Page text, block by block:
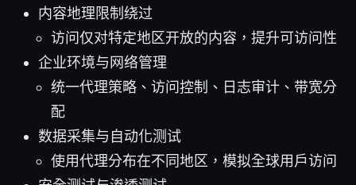
内容地理限制绕过
访问仅对特定地区开放的内容，提升可访问性
企业环境与网络管理
统一代理策略、访问控制、日志审计、带宽分
配
数据采集与自动化测试
使用代理分布在不同地区，模拟全球用户访问